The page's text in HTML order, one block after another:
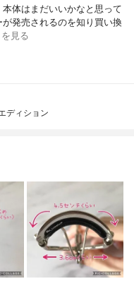
体はまだいいかなと思って
発売されるのを知り買い換
見る
ディション